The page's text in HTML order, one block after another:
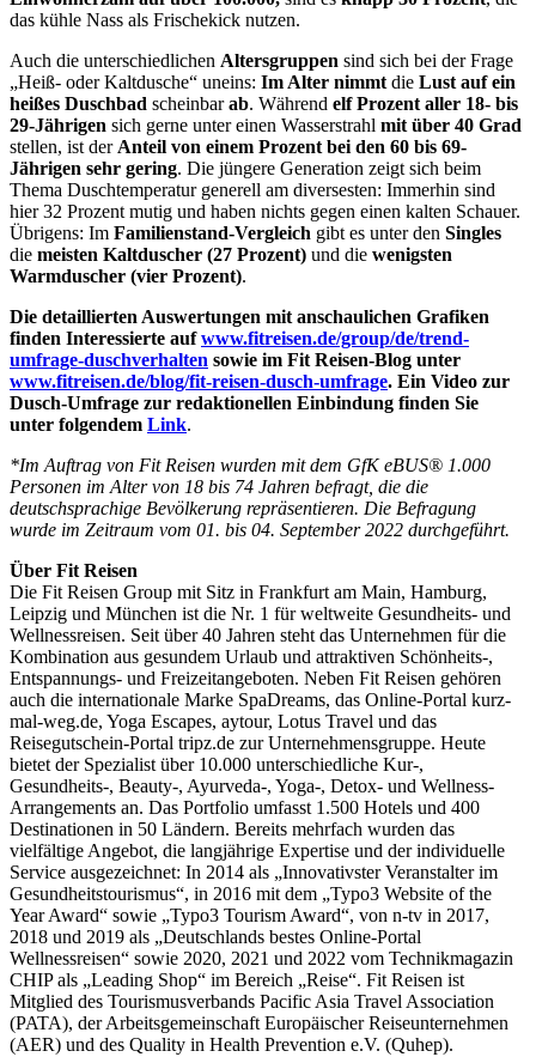
das kühle Nass als Frischekick nutzen.
Auch die unterschiedlichen Altersgruppen sind sich bei der Frage
„Heiß- oder Kaltdusche“ uneins: Im Alter nimmt die Lust auf ein
heißes Duschbad scheinbarab. Während elf Prozent aller 18- bis
29-Jährigen sich gerne unter einen Wasserstrahl mit über 40 Grad
stellen, ist der Anteil von einem Prozent bei den 60 bis 69-
Jährigen sehr gering. Die jüngere Generation zeigt sich beim
Thema Duschtemperatur generell am diversesten: Immerhin sind
hier 32 Prozent mutig und haben nichts gegen einen kalten Schauer.
Übrigens: Im Familienstand-Vergleich gibt es unter den Singles
die meisten Kaltduscher (27 Prozent) und die wenigsten
Warmduscher (vier Prozent).
Die detaillierten Auswertungen mit anschaulichen Grafiken
finden Interessierte aufwww.fitreisen.de/group/de/trend-
umfrage-duschverhalten sowie im Fit Reisen-Blog unter
www.fitreisen.de/blog/fit-reisen-dusch-umfrage. Ein Video zur
Dusch-Umfrage zur redaktionellen Einbindung finden Sie
unter folgendem Link.
*Im Auftrag von Fit Reisen wurden mit dem GfK eBUS® 1.000
Personen im Alter von 18 bis 74 Jahren befragt, die die
deutschsprachige Bevölkerung repräsentieren. Die Befragung
wurde im Zeitraum vom 01. bis 04. September 2022 durchgeführt.
Über Fit Reisen
Die Fit Reisen Group mit Sitz in Frankfurt am Main, Hamburg,
Leipzig und München ist die Nr. 1 für weltweite Gesundheits- und
Wellnessreisen. Seit über 40 Jahren steht das Unternehmen für die
Kombination aus gesundem Urlaub und attraktiven Schönheits-,
Entspannungs- und Freizeitangeboten. Neben Fit Reisen gehören
auch die internationale Marke SpaDreams, das Online-Portal kurz-
mal-weg.de, Yoga Escapes, aytour, Lotus Travel und das
Reisegutschein-Portal tripz.de zur Unternehmensgruppe. Heute
bietet der Spezialist über 10.000 unterschiedliche Kur-,
Gesundheits-, Beauty-, Ayurveda-, Yoga-, Detox- und Wellness-
Arrangements an. Das Portfolio umfasst 1.500 Hotels und 400
Destinationen in 50 Ländern. Bereits mehrfach wurden das
vielfältige Angebot, die langjährige Expertise und der individuelle
Service ausgezeichnet: In 2014 als „Innovativster Veranstalter im
Gesundheitstourismus“, in 2016 mit dem „Typo3 Website of the
Year Award“ sowie „Typo3 Tourism Award“, von n-tv in 2017,
2018 und 2019 als „Deutschlands bestes Online-Portal
Wellnessreisen“ sowie 2020, 2021 und 2022 vom Technikmagazin
CHIP als „Leading Shop“ im Bereich „Reise“. Fit Reisen ist
Mitglied des Tourismusverbands Pacific Asia Travel Association
(PATA), der Arbeitsgemeinschaft Europäischer Reiseunternehmen
(AER) und des Quality in Health Prevention e.V. (Quhep).